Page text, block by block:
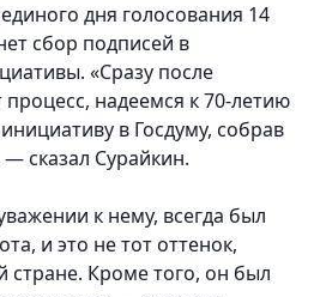
дня голосования 14
сбор подписей в
«Сразу после
надеемся к 70-летию
в Госдуму, собрав
сказал Сурайкин.
к нему, всегда был
и это не тот оттенок,
Кроме того, он был